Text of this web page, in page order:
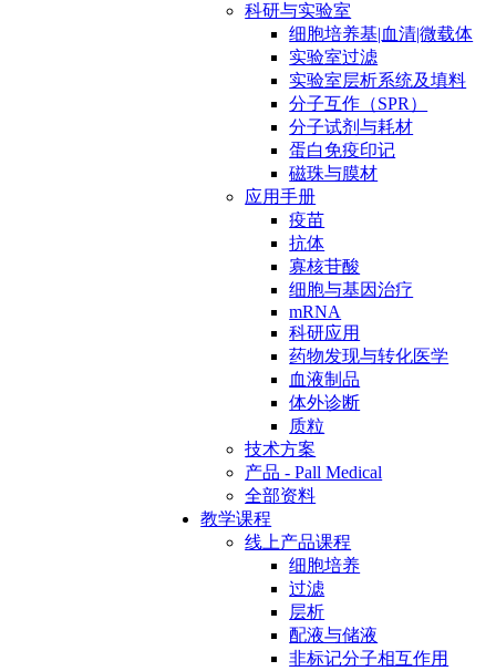
科研与实验室
细胞培养基|血清|微载体
实验室过滤
实验室层析系统及填料
分子互作（SPR）
分子试剂与耗材
蛋白免疫印记
磁珠与膜材
应用手册
疫苗
抗体
寡核苷酸
细胞与基因治疗
mRNA
科研应用
药物发现与转化医学
血液制品
体外诊断
质粒
技术方案
产品 - Pall Medical
全部资料
教学课程
线上产品课程
细胞培养
过滤
层析
配液与储液
非标记分子相互作用